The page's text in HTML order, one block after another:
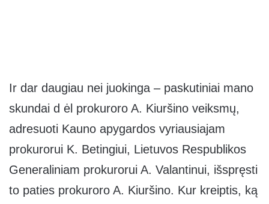
Ir dar daugiau nei juokinga – paskutiniai mano
skundai d ėl prokuroro A. Kiuršino veiksmų,
adresuoti Kauno apygardos vyriausiajam
prokurorui K. Betingiui, Lietuvos Respublikos
Generaliniam prokurorui A. Valantinui, išspręsti
to paties prokuroro A. Kiuršino. Kur kreiptis, ką